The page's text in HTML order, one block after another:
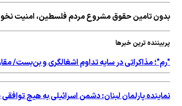
بدون تامین حقوق مشروع مردم فلسطین، امنیت
پربیننده ترین خبرها
"رم"؛ مذاکراتی در سایه تداوم اشغالگری و بن‌بست/
نماینده پارلمان لبنان: دشمن اسرائیلی به هیچ